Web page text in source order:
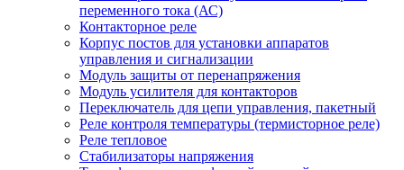
переменного тока (АС)
Контакторное реле
Корпус постов для установки аппаратов
управления и сигнализации
Модуль защиты от перенапряжения
Модуль усилителя для контакторов
Переключатель для цепи управления, пакетный
Реле контроля температуры (термисторное реле)
Реле тепловое
Стабилизаторы напряжения